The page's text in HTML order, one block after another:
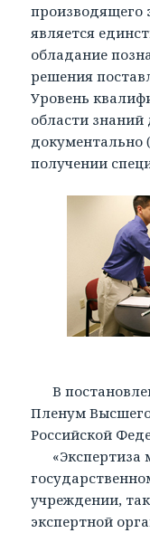
производящего
является
обладание
решения
Уровень
области
документально
получении
В
Пленум
Российской
«Экспертиза
учреждении,
экспертной